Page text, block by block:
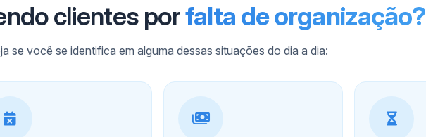
clientes porfalta de organização?
se você se identifica em alguma dessas situações do dia a dia: